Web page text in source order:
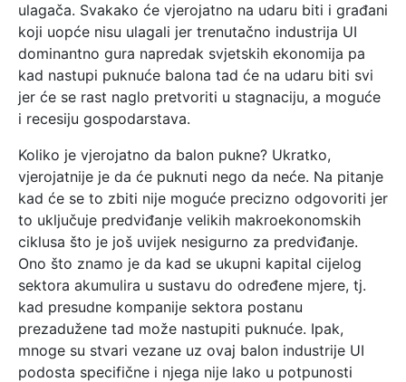
ulagača. Svakako će vjerojatno na udaru biti i građani
koji uopće nisu ulagali jer trenutačno industrija UI
dominantno gura napredak svjetskih ekonomija pa
kad nastupi puknuće balona tad će na udaru biti svi
jer će se rast naglo pretvoriti u stagnaciju, a moguće
i recesiju gospodarstava.
Koliko je vjerojatno da balon pukne? Ukratko,
vjerojatnije je da će puknuti nego da neće. Na pitanje
kad će se to zbiti nije moguće precizno odgovoriti jer
to uključuje predviđanje velikih makroekonomskih
ciklusa što je još uvijek nesigurno za predviđanje.
Ono što znamo je da kad se ukupni kapital cijelog
sektora akumulira u sustavu do određene mjere, tj.
kad presudne kompanije sektora postanu
prezadužene tad može nastupiti puknuće. Ipak,
mnoge su stvari vezane uz ovaj balon industrije UI
podosta specifične i njega nije lako u potpunosti